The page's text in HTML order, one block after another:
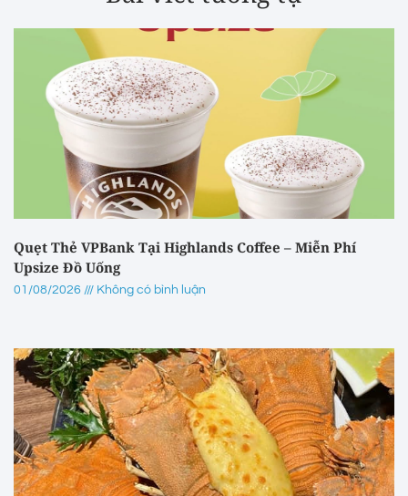
Quẹt Thẻ VPBank Tại Highlands Coffee – Miễn Phí
Upsize Đồ Uống
01/08/2026 Không có bình luận